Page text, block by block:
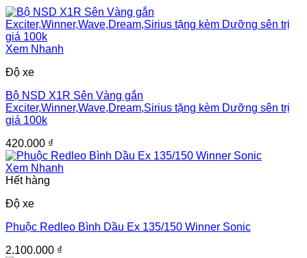
Xem Nhanh
Độ xe
Bộ NSD X1R Sên Vàng gắn
Exciter,Winner,Wave,Dream,Sirius tặng kèm Dưỡng sên trị
giá 100k
420.000 ₫
Xem Nhanh
Hết hàng
Độ xe
Phuộc Redleo Bình Dầu Ex 135/150 Winner Sonic
2.100.000 ₫